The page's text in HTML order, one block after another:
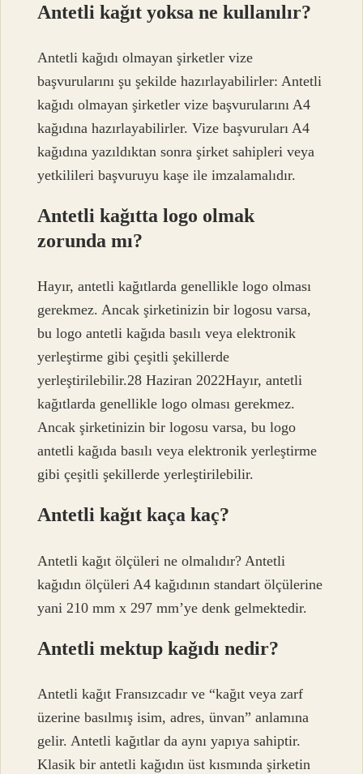
Antetli kağıt yoksa ne kullanılır?
Antetli kağıdı olmayan şirketler vize
başvurularını şu şekilde hazırlayabilirler: Antetli
kağıdı olmayan şirketler vize başvurularını A4
kağıdına hazırlayabilirler. Vize başvuruları A4
kağıdına yazıldıktan sonra şirket sahipleri veya
yetkilileri başvuruyu kaşe ile imzalamalıdır.
Antetli kağıtta logo olmak
zorunda mı?
Hayır, antetli kağıtlarda genellikle logo olması
gerekmez. Ancak şirketinizin bir logosu varsa,
bu logo antetli kağıda basılı veya elektronik
yerleştirme gibi çeşitli şekillerde
yerleştirilebilir.28 Haziran 2022Hayır, antetli
kağıtlarda genellikle logo olması gerekmez.
Ancak şirketinizin bir logosu varsa, bu logo
antetli kağıda basılı veya elektronik yerleştirme
gibi çeşitli şekillerde yerleştirilebilir.
Antetli kağıt kaça kaç?
Antetli kağıt ölçüleri ne olmalıdır? Antetli
kağıdın ölçüleri A4 kağıdının standart ölçülerine
yani 210 mm x 297 mm’ye denk gelmektedir.
Antetli mektup kağıdı nedir?
Antetli kağıt Fransızcadır ve “kağıt veya zarf
üzerine basılmış isim, adres, ünvan” anlamına
gelir. Antetli kağıtlar da aynı yapıya sahiptir.
Klasik bir antetli kağıdın üst kısmında şirketin